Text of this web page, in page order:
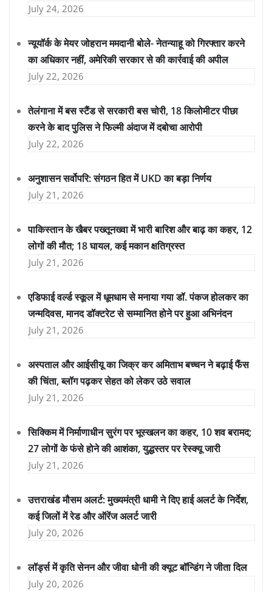
July 24, 2026
न्यूयॉर्क के मेयर जोहरान ममदानी बोले- नेतन्याहू को गिरफ्तार करने
का अधिकार नहीं, अमेरिकी सरकार से की कार्रवाई की अपील
July 22, 2026
तेलंगाना में बस स्टैंड से सरकारी बस चोरी, 18 किलोमीटर पीछा
करने के बाद पुलिस ने फिल्मी अंदाज में दबोचा आरोपी
July 22, 2026
अनुशासन सर्वोपरि: संगठन हित में UKD का बड़ा निर्णय
July 21, 2026
पाकिस्तान के खैबर पख्तूनख्वा में भारी बारिश और बाढ़ का कहर, 12
लोगों की मौत; 18 घायल, कई मकान क्षतिग्रस्त
July 21, 2026
एडिफाई वर्ल्ड स्कूल में धूमधाम से मनाया गया डॉ. पंकज होलकर का
जन्मदिवस, मानद डॉक्टरेट से सम्मानित होने पर हुआ अभिनंदन
July 21, 2026
अस्पताल और आईसीयू का जिक्र कर अमिताभ बच्चन ने बढ़ाई फैंस
की चिंता, ब्लॉग पढ़कर सेहत को लेकर उठे सवाल
July 21, 2026
सिक्किम में निर्माणाधीन सुरंग पर भूस्खलन का कहर, 10 शव बरामद;
27 लोगों के फंसे होने की आशंका, युद्धस्तर पर रेस्क्यू जारी
July 21, 2026
उत्तराखंड मौसम अलर्ट: मुख्यमंत्री धामी ने दिए हाई अलर्ट के निर्देश,
कई जिलों में रेड और ऑरेंज अलर्ट जारी
July 20, 2026
लॉर्ड्स में कृति सेनन और जीवा धोनी की क्यूट बॉन्डिंग ने जीता दिल
July 20, 2026